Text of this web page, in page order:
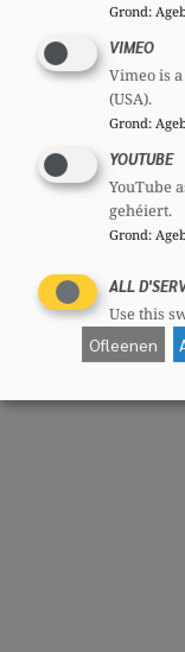
Grond:
VIMEO
Vimeo is
(USA).
Grond:
YOUTUBE
YouTube
gehéiert.
Grond:
ALL
Use this
Ofleenen